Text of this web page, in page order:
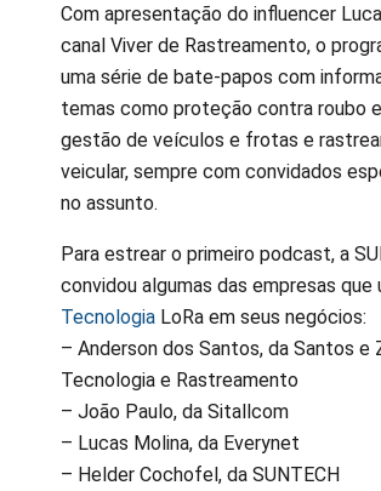
Com apresentação do influencer
canal Viver de Rastreamento, o
uma série de bate-papos com
temas como proteção contra roubo
gestão de veículos e frotas e
veicular, sempre com convidados
no assunto.
Para estrear o primeiro podcast, a
convidou algumas das empresas que
Tecnologia LoRa em seus negócios:
– Anderson dos Santos, da Santos e
Tecnologia e Rastreamento
– João Paulo, da Sitallcom
– Lucas Molina, da Everynet
– Helder Cochofel, da SUNTECH